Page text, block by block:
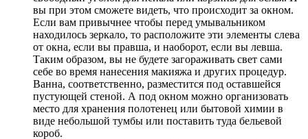
вы при этом сможете видеть, что происходит за окном.
Если вам привычнее чтобы перед умывальником
находилось зеркало, то расположите эти элементы слева
от окна, если вы правша, и наоборот, если вы левша.
Таким образом, вы не будете загораживать свет сами
себе во время нанесения макияжа и других процедур.
Ванна, соответственно, разместится под оставшейся
пустующей стеной. А под окном можно организовать
место для хранения полотенец или бытовой химии в
виде небольшой тумбы или поставить туда бельевой
короб.